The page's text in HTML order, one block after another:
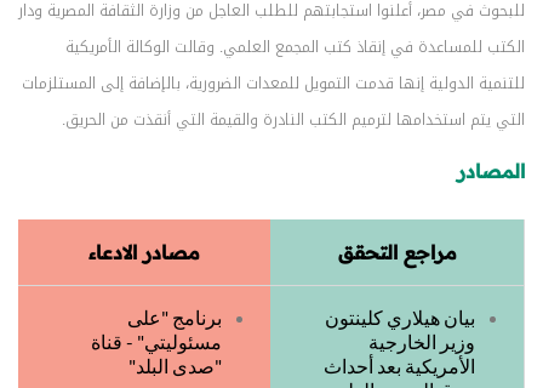
للبحوث في مصر، أعلنوا استجابتهم للطلب العاجل من وزارة الثقافة المصرية ودار
الكتب للمساعدة في إنقاذ كتب المجمع العلمي. وقالت الوكالة الأمريكية
للتنمية الدولية إنها قدمت التمويل للمعدات الضرورية، بالإضافة إلى المستلزمات
التي يتم استخدامها لترميم الكتب النادرة والقيمة التي أنقذت من الحريق.
المصادر
مراجع التحقق مصادر الادعاء
بيان هيلاري كلينتون
وزير الخارجية
الأمريكية بعد أحداث
برنامج "على
مسئوليتي" - قناة
"صدى البلد"